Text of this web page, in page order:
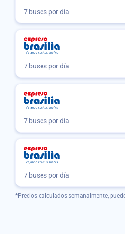
7 buses por día
7 buses por día
7 buses por día
7 buses por día
*Precios calculados semanalmente,